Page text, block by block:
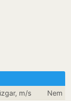
m/s Nem